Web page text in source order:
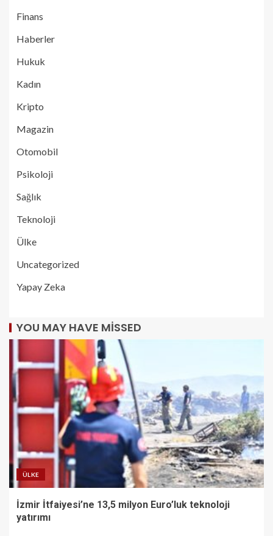
Finans
Haberler
Hukuk
Kadın
Kripto
Magazin
Otomobil
Psikoloji
Sağlık
Teknoloji
Ülke
Uncategorized
Yapay Zeka
YOU MAY HAVE MISSED
ÜLKE
İzmir İtfaiyesi’ne 13,5 milyon Euro’luk teknoloji
yatırımı